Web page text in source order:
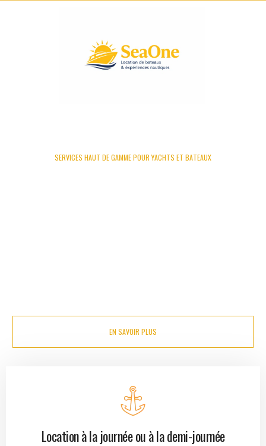
SERVICES HAUT DE GAMME POUR YACHTS ET BATEAUX
EN SAVOIR PLUS
Location à la journée ou à la demi-journée